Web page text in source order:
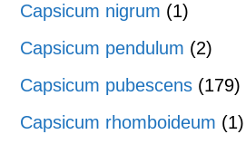
Capsicum nigrum (1)
Capsicum pendulum (2)
Capsicum pubescens (179)
Capsicum rhomboideum (1)